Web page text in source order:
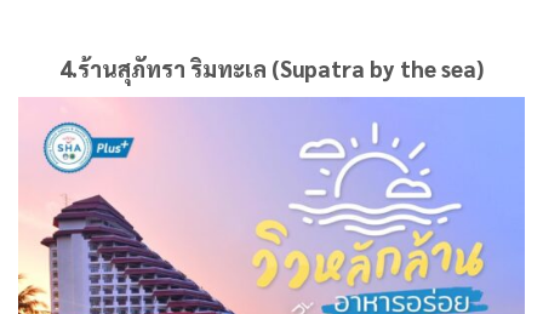
4.ร้านสุภัทรา ริมทะเล (Supatra by the sea)